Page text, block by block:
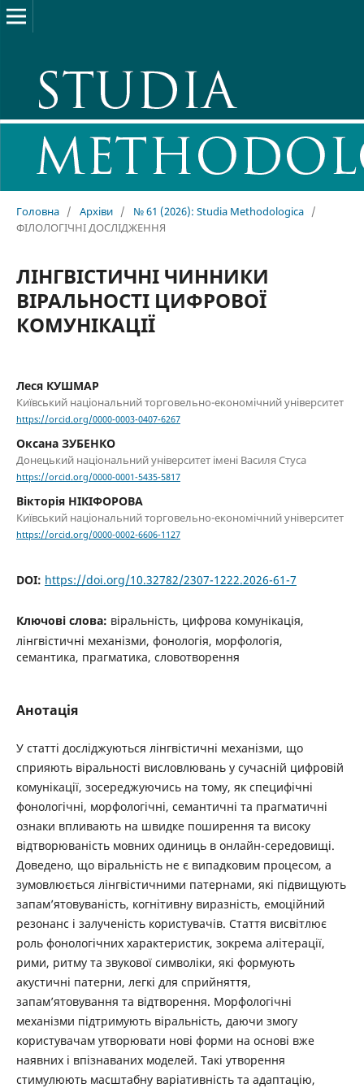
Головна / Архіви / № 61 (2026): Studia Methodologica /
ФІЛОЛОГІЧНІ ДОСЛІДЖЕННЯ
ЛІНГВІСТИЧНІ ЧИННИКИ
ВІРАЛЬНОСТІ ЦИФРОВОЇ
КОМУНІКАЦІЇ
Леся КУШМАР
Київський національний торговельно-економічний університет
https://orcid.org/0000-0003-0407-6267
Оксана ЗУБЕНКО
Донецький національний університет імені Василя Стуса
https://orcid.org/0000-0001-5435-5817
Вікторія НІКІФОРОВА
Київський національний торговельно-економічний університет
https://orcid.org/0000-0002-6606-1127
DOI: https://doi.org/10.32782/2307-1222.2026-61-7
Ключові слова: віральність, цифрова комунікація,
лінгвістичні механізми, фонологія, морфологія,
семантика, прагматика, словотворення
Анотація
У статті досліджуються лінгвістичні механізми, що
сприяють віральності висловлювань у сучасній цифровій
комунікації, зосереджуючись на тому, як специфічні
фонологічні, морфологічні, семантичні та прагматичні
ознаки впливають на швидке поширення та високу
відтворюваність мовних одиниць в онлайн-середовищі.
Доведено, що віральність не є випадковим процесом, а
зумовлюється лінгвістичними патернами, які підвищують
запам’ятовуваність, когнітивну виразність, емоційний
резонанс і залученість користувачів. Стаття висвітлює
роль фонологічних характеристик, зокрема алітерації,
рими, ритму та звукової символіки, які формують
акустичні патерни, легкі для сприйняття,
запам’ятовування та відтворення. Морфологічні
механізми підтримують віральність, даючи змогу
користувачам утворювати нові форми на основі вже
наявних і впізнаваних моделей. Такі утворення
стимулюють масштабну варіативність та адаптацію,